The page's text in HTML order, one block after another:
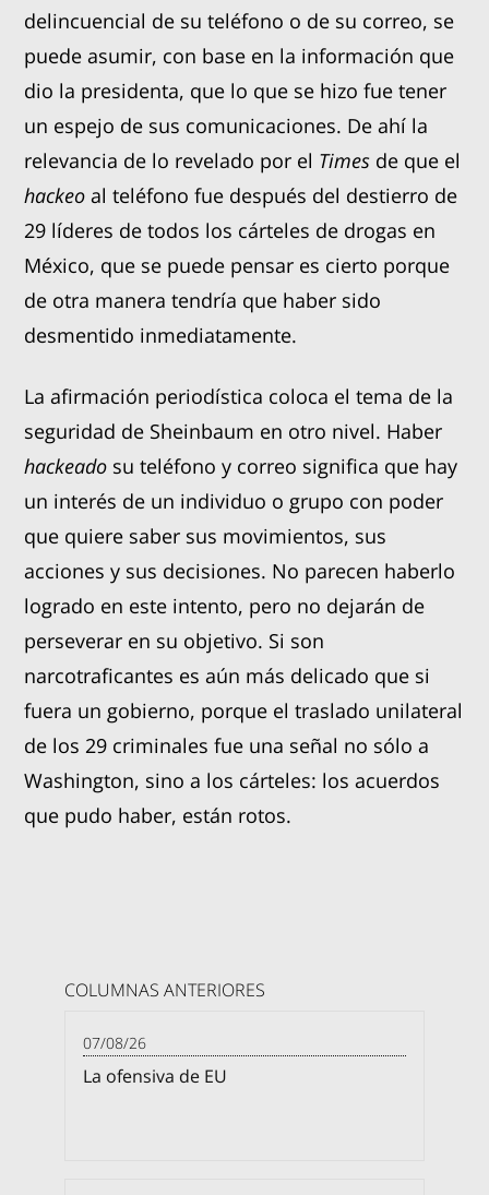
delincuencial de su teléfono o de su correo, se
puede asumir, con base en la información que
dio la presidenta, que lo que se hizo fue tener
un espejo de sus comunicaciones. De ahí la
relevancia de lo revelado por el Times de que el
hackeo al teléfono fue después del destierro de
29 líderes de todos los cárteles de drogas en
México, que se puede pensar es cierto porque
de otra manera tendría que haber sido
desmentido inmediatamente.
La afirmación periodística coloca el tema de la
seguridad de Sheinbaum en otro nivel. Haber
hackeado su teléfono y correo significa que hay
un interés de un individuo o grupo con poder
que quiere saber sus movimientos, sus
acciones y sus decisiones. No parecen haberlo
logrado en este intento, pero no dejarán de
perseverar en su objetivo. Si son
narcotraficantes es aún más delicado que si
fuera un gobierno, porque el traslado unilateral
de los 29 criminales fue una señal no sólo a
Washington, sino a los cárteles: los acuerdos
que pudo haber, están rotos.
COLUMNAS ANTERIORES
07/08/26
La ofensiva de EU